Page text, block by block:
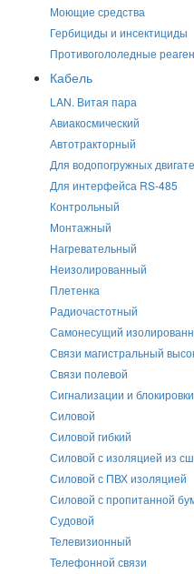
Моющие средства
Гербициды и инсектициды
Противогололедные
Кабель
LAN. Витая пара
Авиакосмический
Автотракторный
Для водопогружных
Для интерфейса RS-485
Контрольный
Монтажный
Нагревательный
Неизолированный
Плетенка
Радиочастотный
Самонесущий
Связи магистральный
Связи полевой
Сигнализации и блокировки
Силовой
Силовой гибкий
Силовой с изоляцией из
Силовой с ПВХ изоляцией
Силовой с пропитанной
Судовой
Телевизионный
Телефонной связи